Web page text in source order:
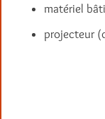
matériel
projecteur